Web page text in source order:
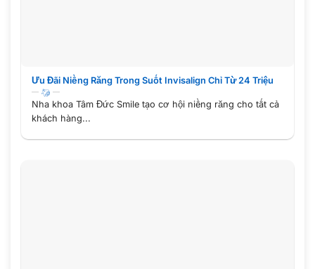
Ưu Đãi Niềng Răng Trong Suốt Invisalign Chỉ Từ 24 Triệu
Nha khoa Tâm Đức Smile tạo cơ hội niềng răng cho tất cả
khách hàng...